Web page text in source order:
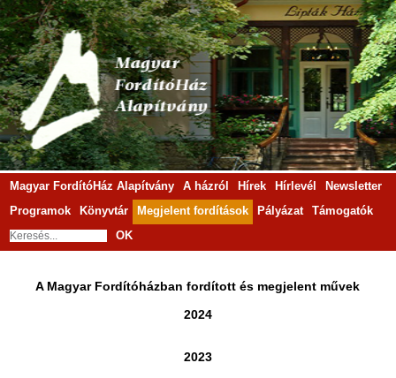
Magyar FordítóHáz Alapítvány A házról Hírek Hírlevél
Newsletter
Programok
Könyvtár Megjelent fordítások Pályázat
Támogatók
OK
A Magyar Fordítóházban fordított és megjelent művek
2024
2023